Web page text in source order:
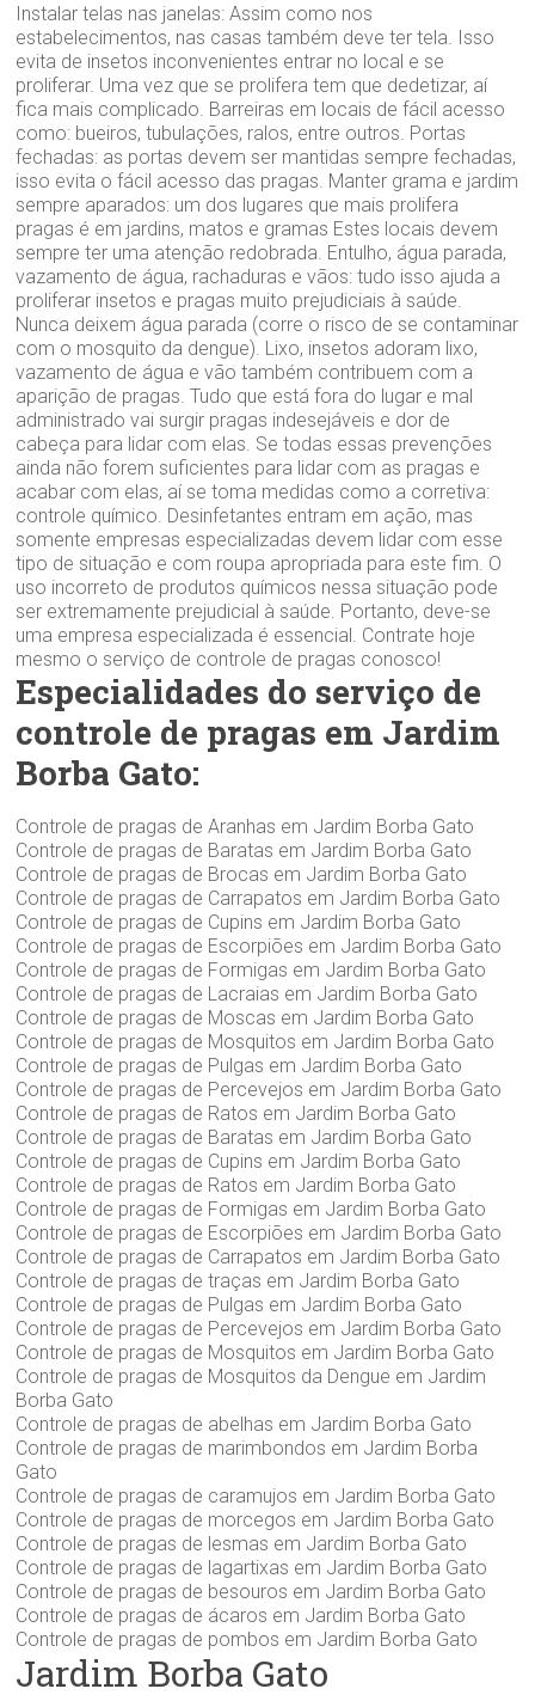
Instalar telas nas janelas: Assim como nos
estabelecimentos, nas casas também deve ter tela. Isso
evita de insetos inconvenientes entrar no local e se
proliferar. Uma vez que se prolifera tem que dedetizar, aí
fica mais complicado. Barreiras em locais de fácil acesso
como: bueiros, tubulações, ralos, entre outros. Portas
fechadas: as portas devem ser mantidas sempre fechadas,
isso evita o fácil acesso das pragas. Manter grama e jardim
sempre aparados: um dos lugares que mais prolifera
pragas é em jardins, matos e gramas Estes locais devem
sempre ter uma atenção redobrada. Entulho, água parada,
vazamento de água, rachaduras e vãos: tudo isso ajuda a
proliferar insetos e pragas muito prejudiciais à saúde.
Nunca deixem água parada (corre o risco de se contaminar
com o mosquito da dengue). Lixo, insetos adoram lixo,
vazamento de água e vão também contribuem com a
aparição de pragas. Tudo que está fora do lugar e mal
administrado vai surgir pragas indesejáveis e dor de
cabeça para lidar com elas. Se todas essas prevenções
ainda não forem suficientes para lidar com as pragas e
acabar com elas, aí se toma medidas como a corretiva:
controle químico. Desinfetantes entram em ação, mas
somente empresas especializadas devem lidar com esse
tipo de situação e com roupa apropriada para este fim. O
uso incorreto de produtos químicos nessa situação pode
ser extremamente prejudicial à saúde. Portanto, deve-se
uma empresa especializada é essencial. Contrate hoje
mesmo o serviço de controle de pragas conosco!
Especialidades do serviço de
controle de pragas em Jardim
Borba Gato:
Controle de pragas de Aranhas em Jardim Borba Gato
Controle de pragas de Baratas em Jardim Borba Gato
Controle de pragas de Brocas em Jardim Borba Gato
Controle de pragas de Carrapatos em Jardim Borba Gato
Controle de pragas de Cupins em Jardim Borba Gato
Controle de pragas de Escorpiões em Jardim Borba Gato
Controle de pragas de Formigas em Jardim Borba Gato
Controle de pragas de Lacraias em Jardim Borba Gato
Controle de pragas de Moscas em Jardim Borba Gato
Controle de pragas de Mosquitos em Jardim Borba Gato
Controle de pragas de Pulgas em Jardim Borba Gato
Controle de pragas de Percevejos em Jardim Borba Gato
Controle de pragas de Ratos em Jardim Borba Gato
Controle de pragas de Baratas em Jardim Borba Gato
Controle de pragas de Cupins em Jardim Borba Gato
Controle de pragas de Ratos em Jardim Borba Gato
Controle de pragas de Formigas em Jardim Borba Gato
Controle de pragas de Escorpiões em Jardim Borba Gato
Controle de pragas de Carrapatos em Jardim Borba Gato
Controle de pragas de traças em Jardim Borba Gato
Controle de pragas de Pulgas em Jardim Borba Gato
Controle de pragas de Percevejos em Jardim Borba Gato
Controle de pragas de Mosquitos em Jardim Borba Gato
Controle de pragas de Mosquitos da Dengue em Jardim
Borba Gato
Controle de pragas de abelhas em Jardim Borba Gato
Controle de pragas de marimbondos em Jardim Borba
Gato
Controle de pragas de caramujos em Jardim Borba Gato
Controle de pragas de morcegos em Jardim Borba Gato
Controle de pragas de lesmas em Jardim Borba Gato
Controle de pragas de lagartixas em Jardim Borba Gato
Controle de pragas de besouros em Jardim Borba Gato
Controle de pragas de ácaros em Jardim Borba Gato
Controle de pragas de pombos em Jardim Borba Gato
Jardim Borba Gato